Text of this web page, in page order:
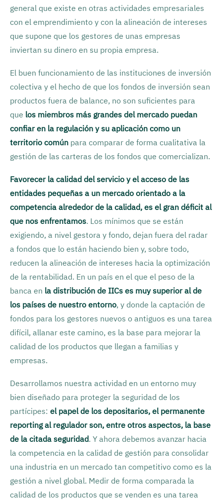
general que existe en otras actividades empresariales
con el emprendimiento y con la alineación de intereses
que supone que los gestores de unas empresas
inviertan su dinero en su propia empresa.
El buen funcionamiento de las instituciones de inversión
colectiva y el hecho de que los fondos de inversión sean
productos fuera de balance, no son suficientes para
que los miembros más grandes del mercado puedan
confiar en la regulación y su aplicación como un
territorio común para comparar de forma cualitativa la
gestión de las carteras de los fondos que comercializan.
Favorecer la calidad del servicio y el acceso de las
entidades pequeñas a un mercado orientado a la
competencia alrededor de la calidad, es el gran déficit al
que nos enfrentamos. Los mínimos que se están
exigiendo, a nivel gestora y fondo, dejan fuera del radar
a fondos que lo están haciendo bien y, sobre todo,
reducen la alineación de intereses hacia la optimización
de la rentabilidad. En un país en el que el peso de la
banca en la distribución de IICs es muy superior al de
los países de nuestro entorno, y donde la captación de
fondos para los gestores nuevos o antiguos es una tarea
difícil, allanar este camino, es la base para mejorar la
calidad de los productos que llegan a familias y
empresas.
Desarrollamos nuestra actividad en un entorno muy
bien diseñado para proteger la seguridad de los
partícipes: el papel de los depositarios, el permanente
reporting al regulador son, entre otros aspectos, la base
de la citada seguridad. Y ahora debemos avanzar hacia
la competencia en la calidad de gestión para consolidar
una industria en un mercado tan competitivo como es la
gestión a nivel global. Medir de forma comparada la
calidad de los productos que se venden es una tarea